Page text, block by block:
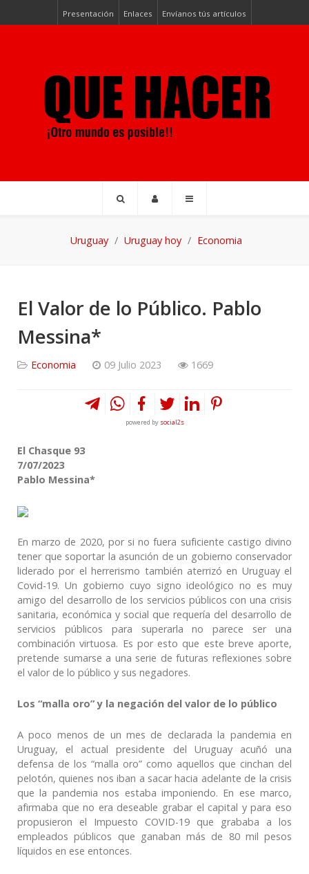
Presentación Enlaces Envíanos tús artículos
Uruguay Uruguay hoy Economia
El Valor de lo Público. Pablo
Messina*
Economia 09 Julio 2023 1669
powered by social2s
El Chasque 93
7/07/2023
Pablo Messina*
En marzo de 2020, por si no fuera suficiente castigo divino
tener que soportar la asunción de un gobierno conservador
liderado por el herrerismo también aterrizó en Uruguay el
Covid-19. Un gobierno cuyo signo ideológico no es muy
amigo del desarrollo de los servicios públicos con una crisis
sanitaria, económica y social que requería del desarrollo de
servicios públicos para superarla no parece ser una
combinación virtuosa. Es por esto que este breve aporte,
pretende sumarse a una serie de futuras reflexiones sobre
el valor de lo público y sus negadores.
Los “malla oro” y la negación del valor de lo público
A poco menos de un mes de declarada la pandemia en
Uruguay, el actual presidente del Uruguay acuñó una
defensa de los “malla oro” como aquellos que cinchan del
pelotón, quienes nos iban a sacar hacia adelante de la crisis
que la pandemia nos estaba imponiendo. En ese marco,
afirmaba que no era deseable grabar el capital y para eso
propusieron el Impuesto COVID-19 que grababa a los
empleados públicos que ganaban más de 80 mil pesos
líquidos en ese entonces.